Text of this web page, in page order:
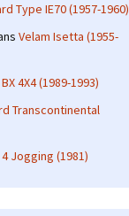
Type IE70 (1957-1960)
Velam Isetta (1955-
4X4 (1989-1993)
Transcontinental
Jogging (1981)